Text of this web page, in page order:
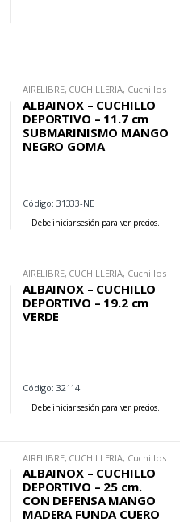
AIRELIBRE, CUCHILLERIA, Cuchillos
ALBAINOX – CUCHILLO
DEPORTIVO – 11.7 cm
SUBMARINISMO MANGO
NEGRO GOMA
Código: 31333-NE
Debe iniciar sesión para ver precios.
AIRELIBRE, CUCHILLERIA, Cuchillos
ALBAINOX – CUCHILLO
DEPORTIVO – 19.2 cm
VERDE
Código: 32114
Debe iniciar sesión para ver precios.
AIRELIBRE, CUCHILLERIA, Cuchillos
Deportivos
ALBAINOX – CUCHILLO
DEPORTIVO – 25 cm.
CON DEFENSA MANGO
MADERA FUNDA CUERO